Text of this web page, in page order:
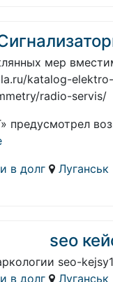
мер
katalog-
radio-servis/
предусмотрел
в долг
Луганськ
seo
seo-
в долг
Луганськ